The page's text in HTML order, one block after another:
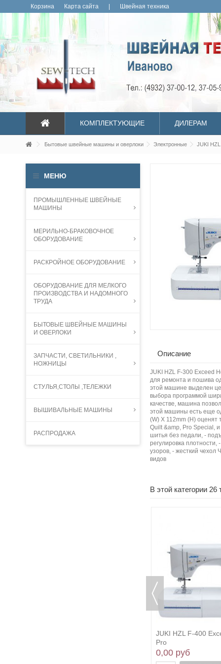
Корзина Карта сайта Швейная техника
КОМПЛЕКТУЮЩИЕ ДИЛЕРАМ
Бытовые швейные машины и оверлоки Электронные JUKI
Описание
JUKI HZL F-300 Exceed
для ремонта и пошива
этой машине выделен
выбора программой
качестве, машина
этой машины есть еще
(W) X 112mm (H)
Quilt &amp, Pro Special,
шитья без педали, -
регулировка плотности,
узоров, - жесткий
видов
В этой категории 26
JUKI HZL F-400
Pro
0,00 руб
МЕНЮ
ПРОМЫШЛЕННЫЕ ШВЕЙНЫЕ
МАШИНЫ
МЕРИЛЬНО-БРАКОВОЧНОЕ
ОБОРУДОВАНИЕ
РАСКРОЙНОЕ ОБОРУДОВАНИЕ
ОБОРУДОВАНИЕ ДЛЯ МЕЛКОГО
ПРОИЗВОДСТВА И НАДОМНОГО
ТРУДА
БЫТОВЫЕ ШВЕЙНЫЕ МАШИНЫ
И ОВЕРЛОКИ
ЗАПЧАСТИ, СВЕТИЛЬНИКИ ,
НОЖНИЦЫ
СТУЛЬЯ,СТОЛЫ ,ТЕЛЕЖКИ
ВЫШИВАЛЬНЫЕ МАШИНЫ
РАСПРОДАЖА